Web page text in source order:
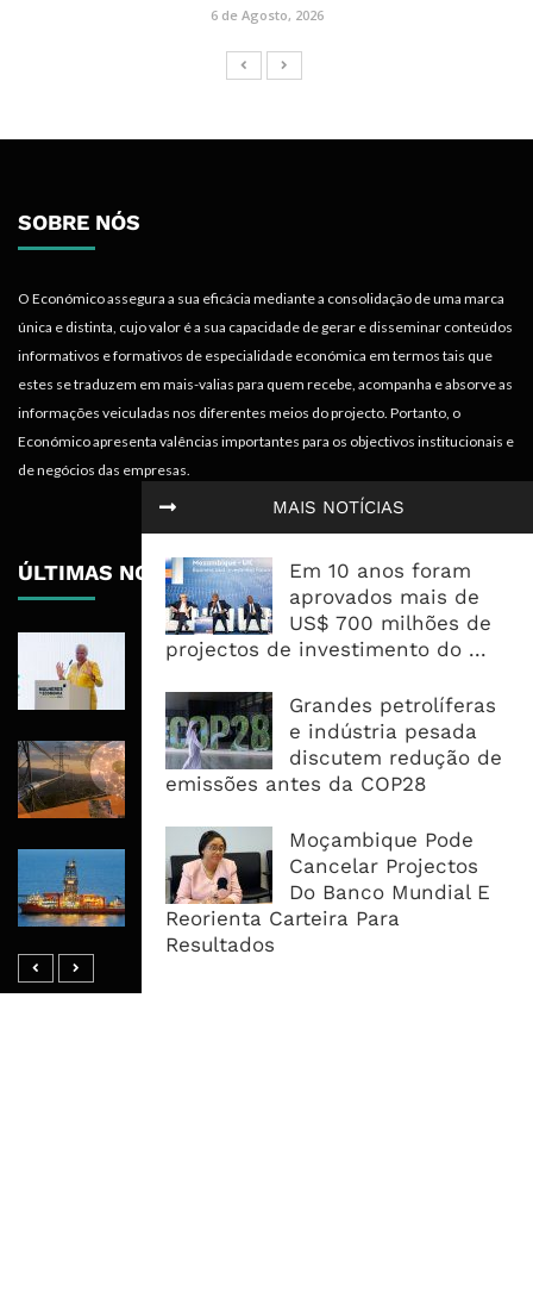
MAIS NOTÍCIAS
Em 10 anos foram
aprovados mais de
US$ 700 milhões de
projectos de investimento do ...
Grandes petrolíferas
e indústria pesada
discutem redução de
emissões antes da COP28
Moçambique Pode
Cancelar Projectos
Do Banco Mundial E
Reorienta Carteira Para
Resultados
6 de Agosto, 2026
SOBRE NÓS
O Económico assegura a sua eficácia mediante a consolidação de uma marca
única e distinta, cujo valor é a sua capacidade de gerar e disseminar conteúdos
informativos e formativos de especialidade económica em termos tais que
estes se traduzem em mais-valias para quem recebe, acompanha e absorve as
informações veiculadas nos diferentes meios do projecto. Portanto, o
Económico apresenta valências importantes para os objectivos institucionais e
de negócios das empresas.
ÚLTIMAS NOTÍCIAS
Regulamentação Pode Corrigir
Conteúdo Local
Fundo África-Ásia Canaliza 82,8
Milhões De Dólares Para Torres E
África Subsaariana Exportou 28,8
Milhões De Toneladas De LNG E
Aumentou Oferta Em 12%